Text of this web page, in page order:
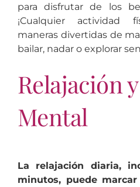
para disfrutar de los
¡Cualquier actividad
maneras divertidas de
bailar, nadar o explorar
Relajación
Mental
La relajación diaria,
minutos, puede